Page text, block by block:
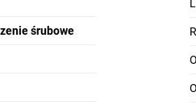
i wyjścia
niezależne od przyłożonej
śrubowe